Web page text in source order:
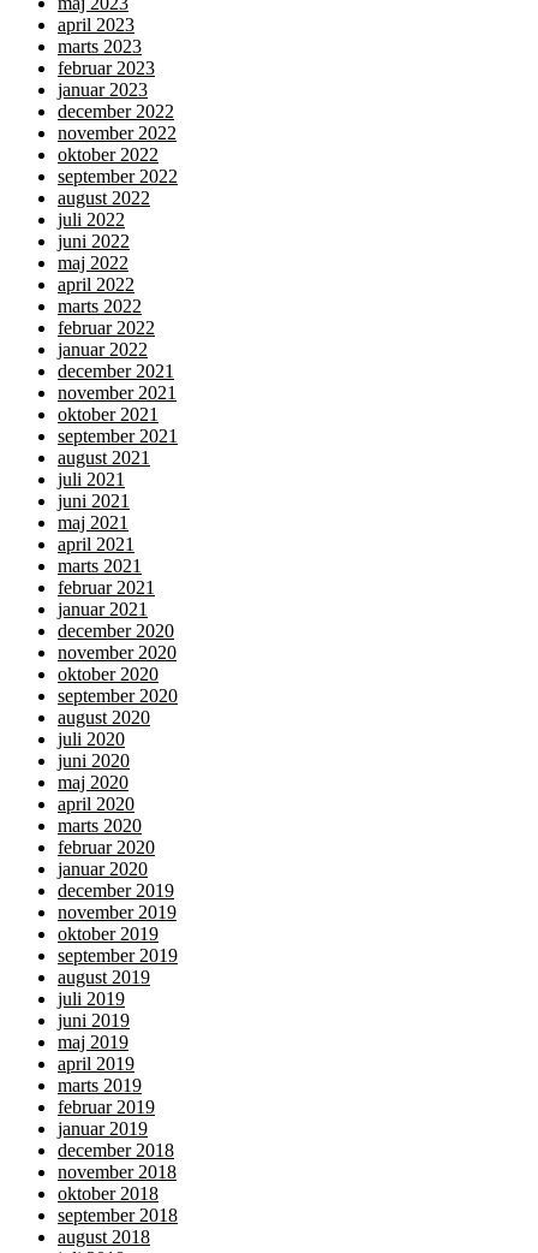
april 2023
marts 2023
februar 2023
januar 2023
december 2022
november 2022
oktober 2022
september 2022
august 2022
juli 2022
juni 2022
maj 2022
april 2022
marts 2022
februar 2022
januar 2022
december 2021
november 2021
oktober 2021
september 2021
august 2021
juli 2021
juni 2021
maj 2021
april 2021
marts 2021
februar 2021
januar 2021
december 2020
november 2020
oktober 2020
september 2020
august 2020
juli 2020
juni 2020
maj 2020
april 2020
marts 2020
februar 2020
januar 2020
december 2019
november 2019
oktober 2019
september 2019
august 2019
juli 2019
juni 2019
maj 2019
april 2019
marts 2019
februar 2019
januar 2019
december 2018
november 2018
oktober 2018
september 2018
august 2018